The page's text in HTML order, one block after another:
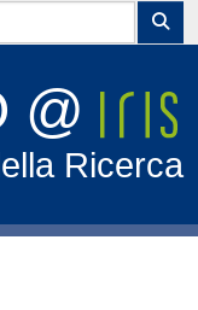
@
Ricerca